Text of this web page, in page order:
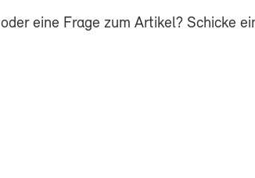
eine Frage zum Artikel? Schicke